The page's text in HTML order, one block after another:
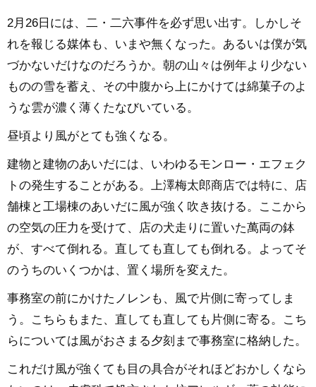
2月26日には、二・二六事件を必ず思い出す。しかしそ
れを報じる媒体も、いまや無くなった。あるいは僕が気
づかないだけなのだろうか。朝の山々は例年より少ない
ものの雪を蓄え、その中腹から上にかけては綿菓子のよ
うな雲が濃く薄くたなびいている。
昼頃より風がとても強くなる。
建物と建物のあいだには、いわゆるモンロー・エフェク
トの発生することがある。上澤梅太郎商店では特に、店
舗棟と工場棟のあいだに風が強く吹き抜ける。ここから
の空気の圧力を受けて、店の犬走りに置いた萬両の鉢
が、すべて倒れる。直しても直しても倒れる。よってそ
のうちのいくつかは、置く場所を変えた。
事務室の前にかけたノレンも、風で片側に寄ってしま
う。こちらもまた、直しても直しても片側に寄る。こち
らについては風がおさまる夕刻まで事務室に格納した。
これだけ風が強くても目の具合がそれほどおかしくなら